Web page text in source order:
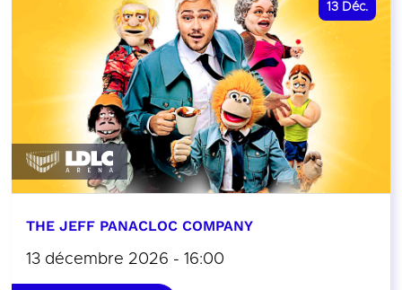
13 Déc.
THE JEFF PANACLOC COMPANY
13 décembre 2026 - 16:00